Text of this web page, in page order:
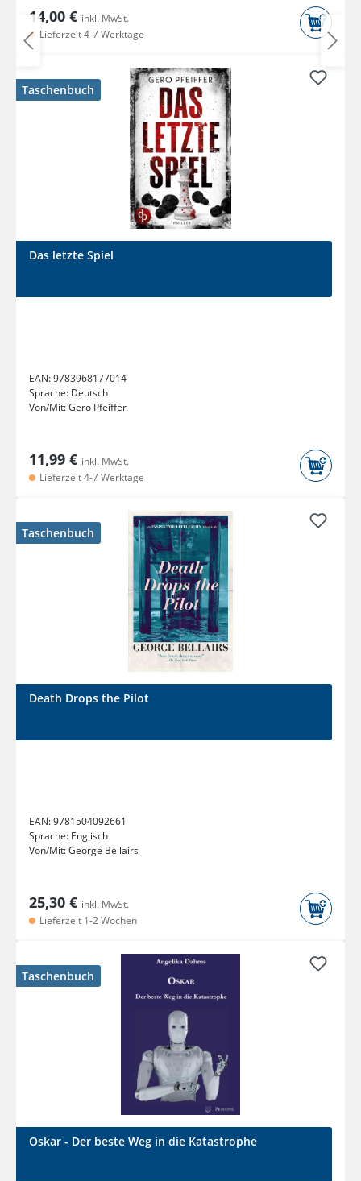
14,00 € inkl. MwSt.
Lieferzeit 4-7 Werktage
Taschenbuch
Das letzte Spiel
EAN:9783968177014
Sprache: Deutsch
Von/Mit:Gero Pfeiffer
11,99 € inkl. MwSt.
Lieferzeit 4-7 Werktage
Taschenbuch
Death Drops the Pilot
EAN:9781504092661
Sprache: Englisch
Von/Mit:George Bellairs
25,30 € inkl. MwSt.
Lieferzeit 1-2 Wochen
Taschenbuch
Oskar - Der beste Weg in die Katastrophe